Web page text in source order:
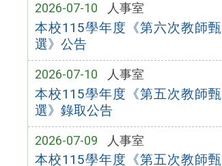
2026-07-10 人事室
本校115學年度《第六次教師甄
選》公告
2026-07-10 人事室
本校115學年度《第五次教師甄
選》錄取公告
2026-07-09 人事室
本校115學年度《第五次教師甄